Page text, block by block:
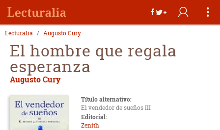
Lecturalia Augusto Cury
El hombre que regala
esperanza
Augusto Cury
Título alternativo:
El vendedor de sueños III
Editorial:
Zenith